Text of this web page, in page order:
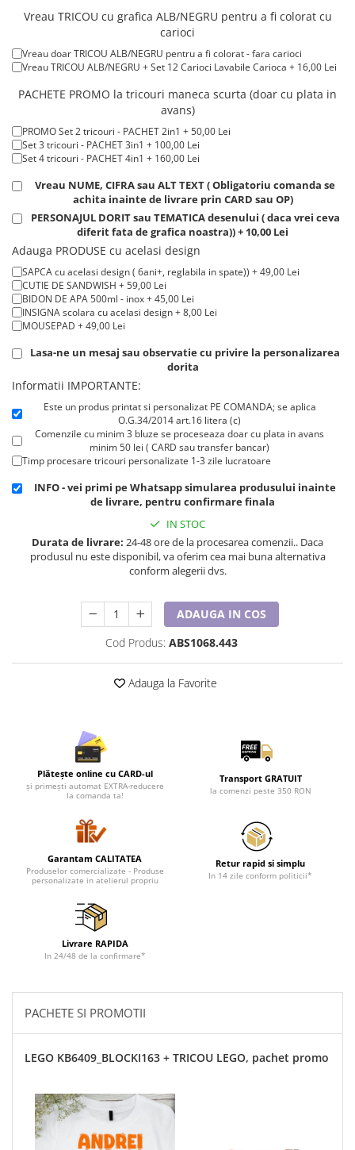
Cadouri ocazii speciale
Tricouri de craciun
Tricouri de cuplu Valentine's Day
Cadouri pentru Bunici
Cadouri pentru Nasi si Fini
Cadouri Craciun
Cadouri pentru Mama
Cadouri pentru profesori sau absolventi
Cadouri Back to school
Cadouri de Paște
Cadouri Traditionale Romanesti
8 Martie
Cadouri pentru CUPLU El & Ea
Cadouri GRAVIDE
Cadouri pentru sportivi
Cadouri Pensionare
Cadouri Colegi, sefi sau angajati
Cadouri pentru Doctori
Cadouri pentru Sfânta Maria
Martisoare
Tricou ROSU maneca scurta 100% bumbac, 155 g/m². + 15,00 Lei
Tricou POLO alb maneca SCURTA 200-220 g/m² - marimi COPII + 15,00
Tricou POLO alb maneca LUNGA 200-220 g/m² marimi COPII + 20,00
Lei
- extracost + 20,00 Lei
Vreau TRICOU cu grafica ALB/NEGRU pentru a fi colorat cu
carioci
Vreau doar TRICOU ALB/NEGRU pentru a fi colorat - fara carioci
Vreau TRICOU ALB/NEGRU + Set 12 Carioci Lavabile Carioca + 16,00 Lei
PACHETE PROMO la tricouri maneca scurta (doar cu plata in
avans)
PROMO Set 2 tricouri - PACHET 2in1 + 50,00 Lei
Set 3 tricouri - PACHET 3in1 + 100,00 Lei
Set 4 tricouri - PACHET 4in1 + 160,00 Lei
Vreau NUME, CIFRA sau ALT TEXT ( Obligatoriu comanda se
achita inainte de livrare prin CARD sau OP)
PERSONAJUL DORIT sau TEMATICA desenului ( daca vrei ceva
diferit fata de grafica noastra)) + 10,00 Lei
Adauga PRODUSE cu acelasi design
SAPCA cu acelasi design ( 6ani+, reglabila in spate)) + 49,00 Lei
CUTIE DE SANDWISH + 59,00 Lei
BIDON DE APA 500ml - inox + 45,00 Lei
INSIGNA scolara cu acelasi design + 8,00 Lei
MOUSEPAD + 49,00 Lei
Lasa-ne un mesaj sau observatie cu privire la personalizarea
dorita
Informatii IMPORTANTE:
Este un produs printat si personalizat PE COMANDA; se aplica
O.G.34/2014 art.16 litera (c)
Comenzile cu minim 3 bluze se proceseaza doar cu plata in avans
minim 50 lei ( CARD sau transfer bancar)
Timp procesare tricouri personalizate 1-3 zile lucratoare
INFO - vei primi pe Whatsapp simularea produsului inainte
de livrare, pentru confirmare finala
IN STOC
Durata de livrare: 24-48 ore de la procesarea comenzii.. Daca
produsul nu este disponibil, va oferim cea mai buna alternativa
conform alegerii dvs.
ADAUGA IN COS
Cod Produs: ABS1068.443
Adauga la Favorite
Plătește online cu CARD-ul
și primești automat EXTRA-reducere
la comanda ta!
Transport GRATUIT
la comenzi peste 350 RON
Garantam CALITATEA
Produselor comercializate - Produse
personalizate in atelierul propriu
Retur rapid si simplu
In 14 zile conform politicii*
Livrare RAPIDA
In 24/48 de la confirmare*
PACHETE SI PROMOTII
LEGO KB6409_BLOCKI163 + TRICOU LEGO, pachet promo